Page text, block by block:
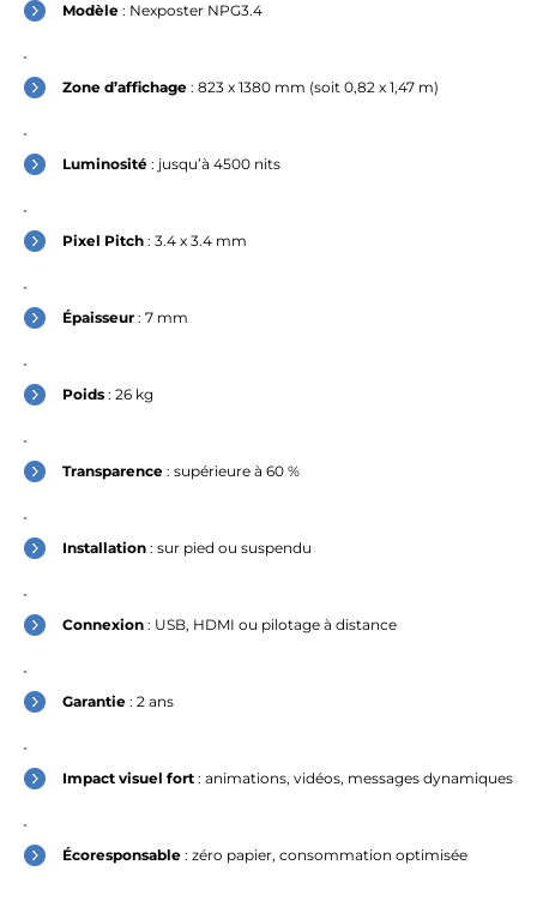
Modèle : Nexposter NPG3.4
Zone d’affichage : 823 x 1380 mm (soit 0,82 x 1,47 m)
Luminosité : jusqu’à 4500 nits
Pixel Pitch : 3.4 x 3.4 mm
Épaisseur : 7 mm
Poids : 26 kg
Transparence : supérieure à 60 %
Installation : sur pied ou suspendu
Connexion : USB, HDMI ou pilotage à distance
Garantie : 2 ans
Impact visuel fort : animations, vidéos, messages dynamiques
Écoresponsable : zéro papier, consommation optimisée
Charvet
EN GRAND
Salon des Maires & des
Collectivités Locales 2026
Du24 au 26 novembre 2026, Porte de Versailles,
Rencontrons-nous au salon